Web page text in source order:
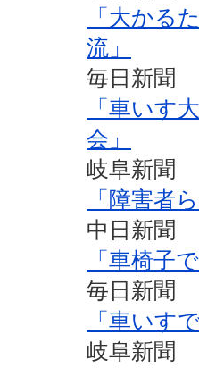
「大かる
流」
毎日新聞
「車いす
会」
岐阜新聞
「障害者
中日新聞
「車椅子
毎日新聞
「車いす
岐阜新聞